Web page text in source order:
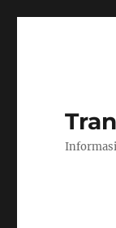
Informasi